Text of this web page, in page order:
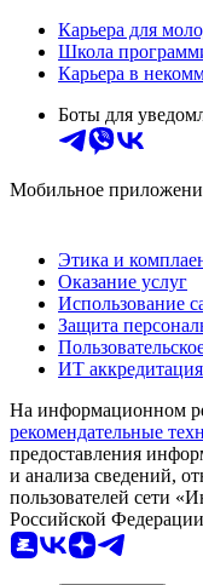
Карьера для
Школа
Карьера в
Боты для
Мобильное
Этика и
Оказание услуг
Использование
Защита
ИТ аккредитация
На информационном
рекомендательные
предоставления
и анализа сведений,
пользователей сети
Российской